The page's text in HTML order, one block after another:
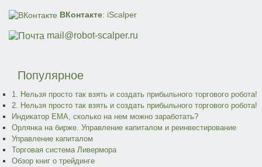
ВКонтакте: iScalper
mail@robot-scalper.ru
Популярное
1. Нельзя просто так взять и создать прибыльного торгового робота!
2. Нельзя просто так взять и создать прибыльного торгового робота!
Индикатор EMA, сколько на нем можно заработать?
Орлянка на бирже. Управление капиталом и реинвестирование
Управление капиталом
Торговая система Ливермора
Обзор книг о трейдинге